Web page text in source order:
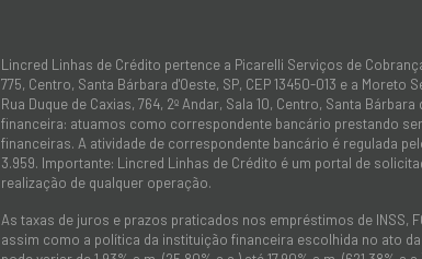
Lincred Linhas de Crédito pertence a Picarelli Serviços de
775, Centro, Santa Bárbara d'Oeste, SP, CEP 13450-013 e a
Rua Duque de Caxias, 764, 2º Andar, Sala 10, Centro, Santa
financeira: atuamos como correspondente bancário prestando
financeiras. A atividade de correspondente bancário é regulada
3.959. Importante: Lincred Linhas de Crédito é um portal de
realização de qualquer operação.
As taxas de juros e prazos praticados nos empréstimos de INSS,
assim como a política da instituição financeira escolhida no ato